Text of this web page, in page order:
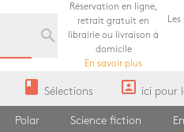
search
Réservation en ligne,
retrait gratuit en
librairie ou livraison à
domicile
En savoir plus
book Sélections portrait ici pour
Polar Science fiction